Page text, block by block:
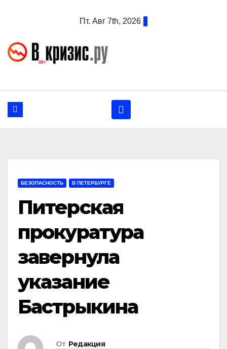
Пт. Авг 7th, 2026
БЕЗОПАСНОСТЬ В ПЕТЕРБУРГЕ
Питерская
прокуратура
завернула
указание
Бастрыкина
От Редакция